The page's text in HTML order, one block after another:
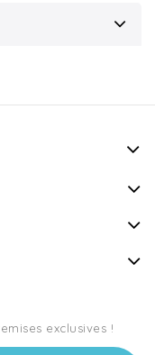
exclusives !